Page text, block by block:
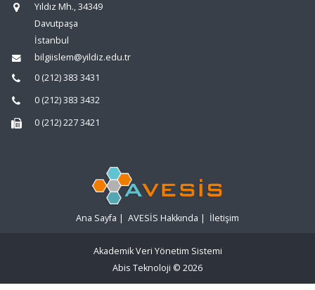
Yıldız Mh., 34349
Davutpaşa
İstanbul
bilgiislem@yildiz.edu.tr
0 (212) 383 3431
0 (212) 383 3432
0 (212) 227 3421
Ana Sayfa | AVESİS Hakkında | İletişim
Akademik Veri Yönetim Sistemi
Abis Teknoloji © 2026